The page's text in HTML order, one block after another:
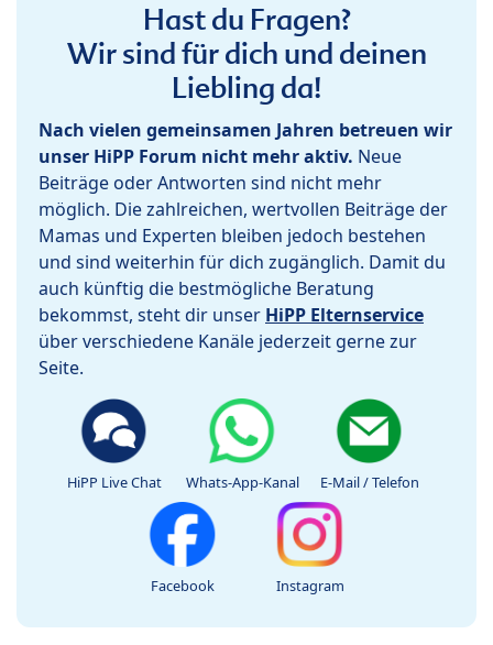
Hast du Fragen?
Wir sind für dich und deinen
Liebling da!
Nach vielen gemeinsamen Jahren betreuen wir
unser HiPP Forum nicht mehr aktiv. Neue
Beiträge oder Antworten sind nicht mehr
möglich. Die zahlreichen, wertvollen Beiträge der
Mamas und Experten bleiben jedoch bestehen
und sind weiterhin für dich zugänglich. Damit du
auch künftig die bestmögliche Beratung
bekommst, steht dir unser HiPP Elternservice
über verschiedene Kanäle jederzeit gerne zur
Seite.
HiPP Live Chat Whats-App-Kanal E-Mail / Telefon
Facebook Instagram